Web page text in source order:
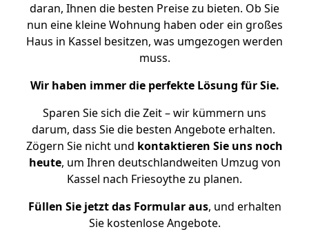
daran, Ihnen die besten Preise zu bieten. Ob Sie
nun eine kleine Wohnung haben oder ein großes
Haus in Kassel besitzen, was umgezogen werden
muss.
Wir haben immer die perfekte Lösung für Sie.
Sparen Sie sich die Zeit – wir kümmern uns
darum, dass Sie die besten Angebote erhalten.
Zögern Sie nicht und kontaktieren Sie uns noch
heute, um Ihren deutschlandweiten Umzug von
Kassel nach Friesoythe zu planen.
Füllen Sie jetzt das Formular aus, und erhalten
Sie kostenlose Angebote.